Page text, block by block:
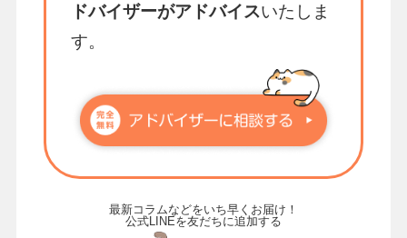
ドバイザーがアドバイスいたしま
す。
最新コラムなどをいち早くお届け！
公式LINEを友だちに追加する